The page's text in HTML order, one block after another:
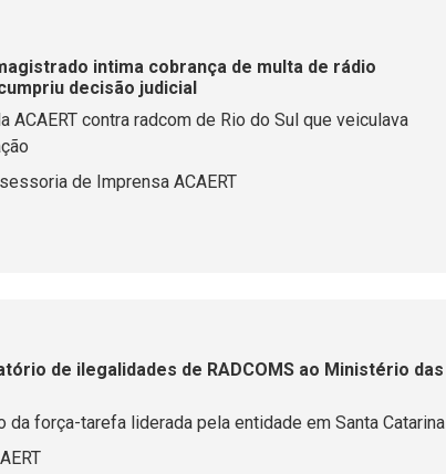
intima cobrança de multa de rádio
decisão judicial
ACAERT contra radcom de Rio do Sul que veiculava
de Imprensa ACAERT
de ilegalidades de RADCOMS ao Ministério das
da força-tarefa liderada pela entidade em Santa Catarina